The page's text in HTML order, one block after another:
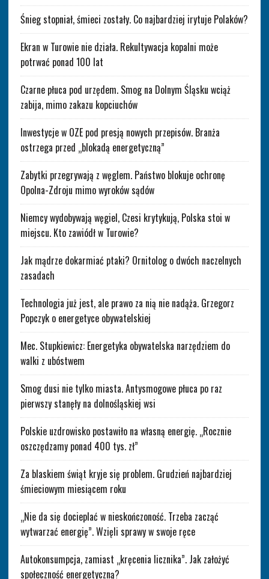
Śnieg stopniał, śmieci zostały. Co najbardziej irytuje Polaków?
Ekran w Turowie nie działa. Rekultywacja kopalni może
potrwać ponad 100 lat
Czarne płuca pod urzędem. Smog na Dolnym Śląsku wciąż
zabija, mimo zakazu kopciuchów
Inwestycje w OZE pod presją nowych przepisów. Branża
ostrzega przed „blokadą energetyczną”
Zabytki przegrywają z węglem. Państwo blokuje ochronę
Opolna-Zdroju mimo wyroków sądów
Niemcy wydobywają węgiel, Czesi krytykują, Polska stoi w
miejscu. Kto zawiódł w Turowie?
Jak mądrze dokarmiać ptaki? Ornitolog o dwóch naczelnych
zasadach
Technologia już jest, ale prawo za nią nie nadąża. Grzegorz
Popczyk o energetyce obywatelskiej
Mec. Stupkiewicz: Energetyka obywatelska narzędziem do
walki z ubóstwem
Smog dusi nie tylko miasta. Antysmogowe płuca po raz
pierwszy stanęły na dolnośląskiej wsi
Polskie uzdrowisko postawiło na własną energię. „Rocznie
oszczędzamy ponad 400 tys. zł”
Za blaskiem świąt kryje się problem. Grudzień najbardziej
śmieciowym miesiącem roku
„Nie da się docieplać w nieskończoność. Trzeba zacząć
wytwarzać energię”. Wzięli sprawy w swoje ręce
Autokonsumpcja, zamiast „kręcenia licznika”. Jak założyć
społeczność energetyczną?